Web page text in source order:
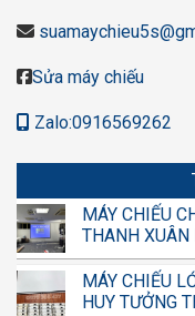
Sửa máy chiếu
Zalo:0916569262
MÁY CHIẾU
THANH XUÂN
MÁY CHIẾU
HUY TƯỞNG